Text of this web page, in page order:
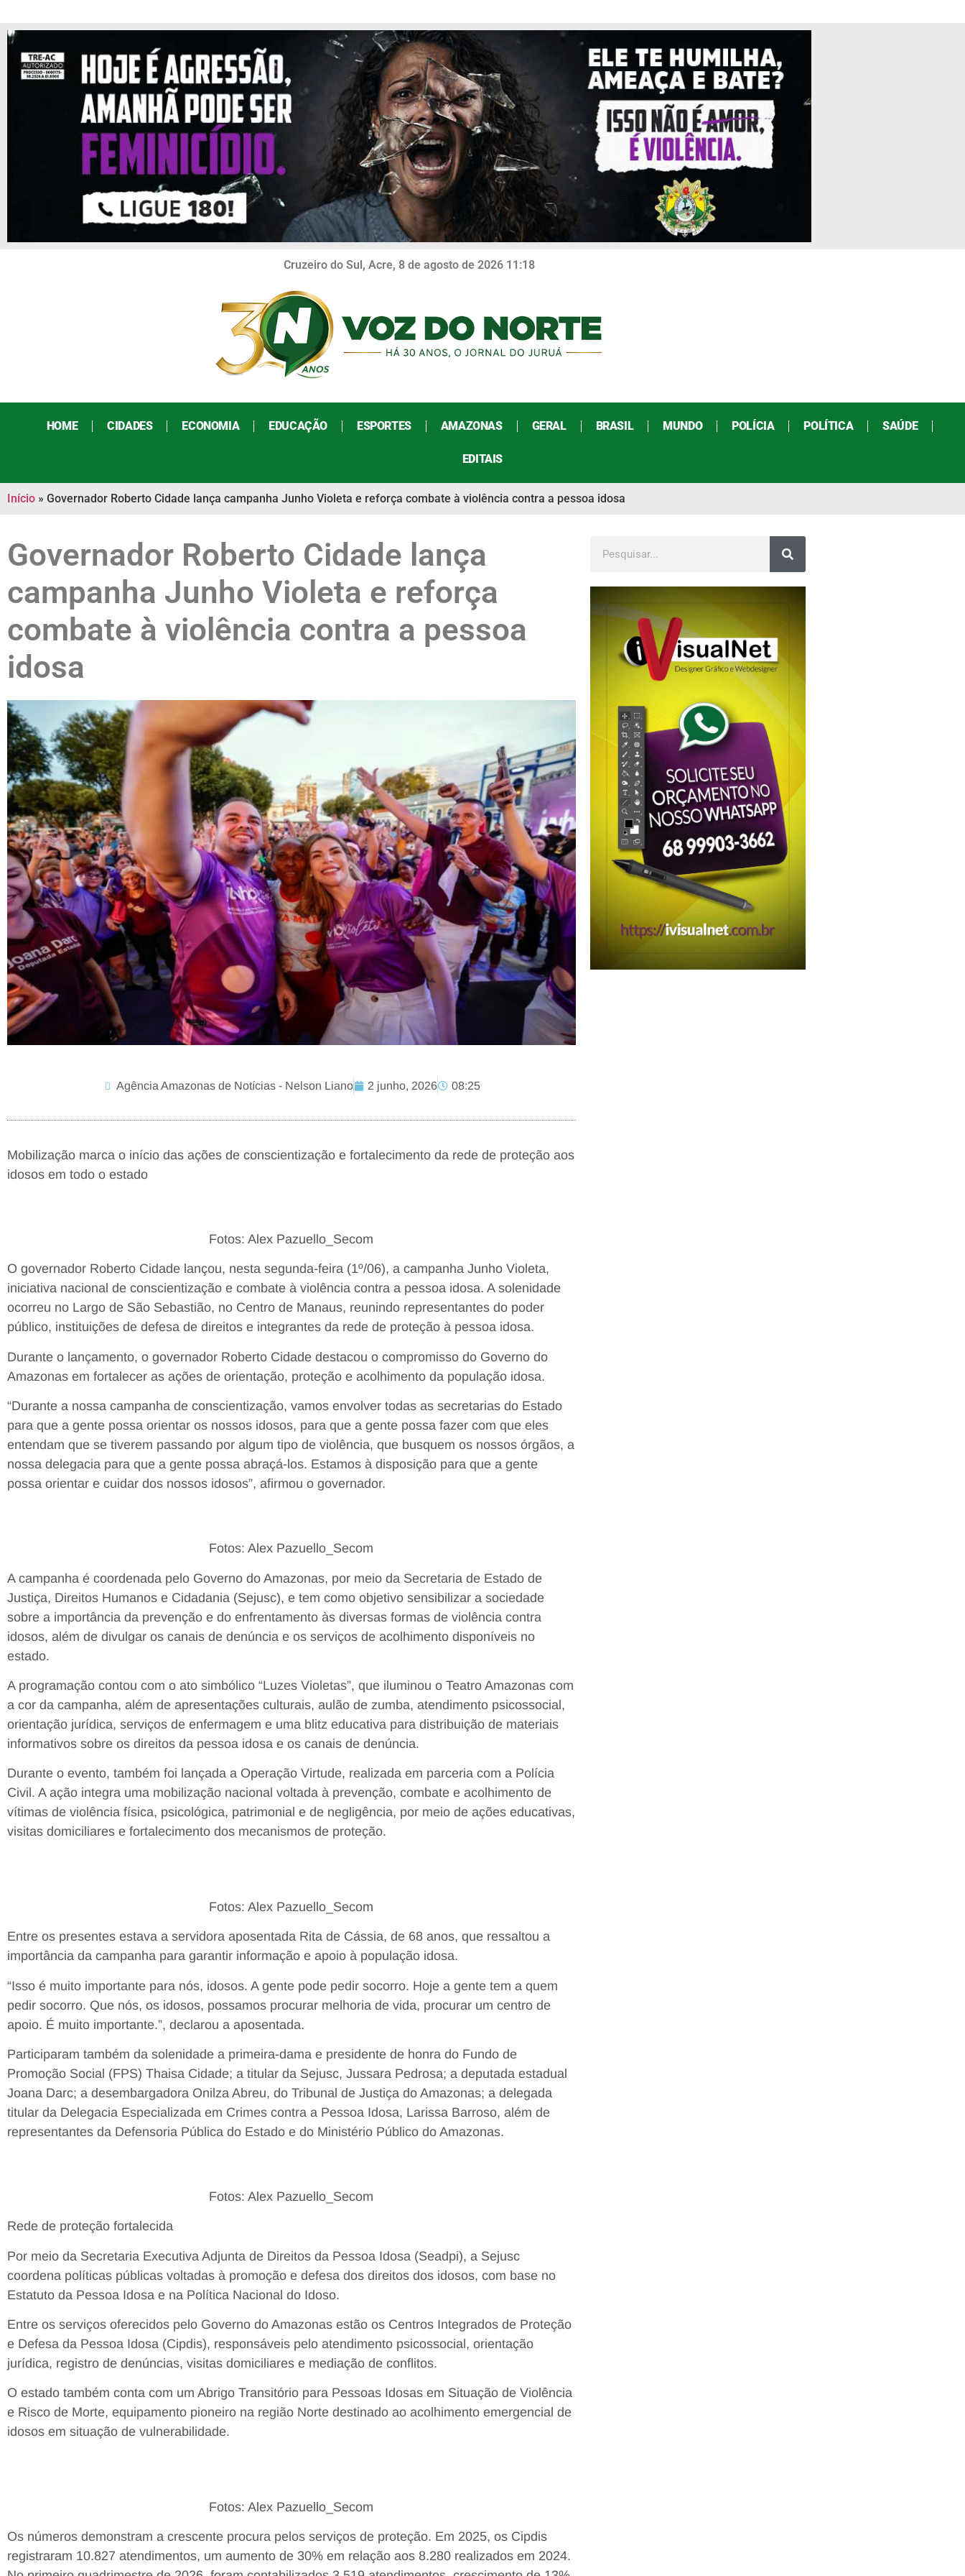
Cruzeiro do Sul, Acre, 8 de agosto de 2026 11:18
HOME CIDADES ECONOMIA EDUCAÇÃO ESPORTES AMAZONAS GERAL BRASIL MUNDO POLÍCIA POLÍTICA SAÚDE
EDITAIS
Início » Governador Roberto Cidade lança campanha Junho Violeta e reforça combate à violência contra a pessoa idosa
Governador Roberto Cidade lança
campanha Junho Violeta e reforça
combate à violência contra a pessoa
idosa
Agência Amazonas de Notícias - Nelson Liano 2 junho, 2026 08:25
Mobilização marca o início das ações de conscientização e fortalecimento da rede de proteção aos
idosos em todo o estado
Fotos: Alex Pazuello_Secom
O governador Roberto Cidade lançou, nesta segunda-feira (1º/06), a campanha Junho Violeta,
iniciativa nacional de conscientização e combate à violência contra a pessoa idosa. A solenidade
ocorreu no Largo de São Sebastião, no Centro de Manaus, reunindo representantes do poder
público, instituições de defesa de direitos e integrantes da rede de proteção à pessoa idosa.
Durante o lançamento, o governador Roberto Cidade destacou o compromisso do Governo do
Amazonas em fortalecer as ações de orientação, proteção e acolhimento da população idosa.
“Durante a nossa campanha de conscientização, vamos envolver todas as secretarias do Estado
para que a gente possa orientar os nossos idosos, para que a gente possa fazer com que eles
entendam que se tiverem passando por algum tipo de violência, que busquem os nossos órgãos, a
nossa delegacia para que a gente possa abraçá-los. Estamos à disposição para que a gente
possa orientar e cuidar dos nossos idosos”, afirmou o governador.
Fotos: Alex Pazuello_Secom
A campanha é coordenada pelo Governo do Amazonas, por meio da Secretaria de Estado de
Justiça, Direitos Humanos e Cidadania (Sejusc), e tem como objetivo sensibilizar a sociedade
sobre a importância da prevenção e do enfrentamento às diversas formas de violência contra
idosos, além de divulgar os canais de denúncia e os serviços de acolhimento disponíveis no
estado.
A programação contou com o ato simbólico “Luzes Violetas”, que iluminou o Teatro Amazonas com
a cor da campanha, além de apresentações culturais, aulão de zumba, atendimento psicossocial,
orientação jurídica, serviços de enfermagem e uma blitz educativa para distribuição de materiais
informativos sobre os direitos da pessoa idosa e os canais de denúncia.
Durante o evento, também foi lançada a Operação Virtude, realizada em parceria com a Polícia
Civil. A ação integra uma mobilização nacional voltada à prevenção, combate e acolhimento de
vítimas de violência física, psicológica, patrimonial e de negligência, por meio de ações educativas,
visitas domiciliares e fortalecimento dos mecanismos de proteção.
Fotos: Alex Pazuello_Secom
Entre os presentes estava a servidora aposentada Rita de Cássia, de 68 anos, que ressaltou a
importância da campanha para garantir informação e apoio à população idosa.
“Isso é muito importante para nós, idosos. A gente pode pedir socorro. Hoje a gente tem a quem
pedir socorro. Que nós, os idosos, possamos procurar melhoria de vida, procurar um centro de
apoio. É muito importante.”, declarou a aposentada.
Participaram também da solenidade a primeira-dama e presidente de honra do Fundo de
Promoção Social (FPS) Thaisa Cidade; a titular da Sejusc, Jussara Pedrosa; a deputada estadual
Joana Darc; a desembargadora Onilza Abreu, do Tribunal de Justiça do Amazonas; a delegada
titular da Delegacia Especializada em Crimes contra a Pessoa Idosa, Larissa Barroso, além de
representantes da Defensoria Pública do Estado e do Ministério Público do Amazonas.
Fotos: Alex Pazuello_Secom
Rede de proteção fortalecida
Por meio da Secretaria Executiva Adjunta de Direitos da Pessoa Idosa (Seadpi), a Sejusc
coordena políticas públicas voltadas à promoção e defesa dos direitos dos idosos, com base no
Estatuto da Pessoa Idosa e na Política Nacional do Idoso.
Entre os serviços oferecidos pelo Governo do Amazonas estão os Centros Integrados de Proteção
e Defesa da Pessoa Idosa (Cipdis), responsáveis pelo atendimento psicossocial, orientação
jurídica, registro de denúncias, visitas domiciliares e mediação de conflitos.
O estado também conta com um Abrigo Transitório para Pessoas Idosas em Situação de Violência
e Risco de Morte, equipamento pioneiro na região Norte destinado ao acolhimento emergencial de
idosos em situação de vulnerabilidade.
Fotos: Alex Pazuello_Secom
Os números demonstram a crescente procura pelos serviços de proteção. Em 2025, os Cipdis
registraram 10.827 atendimentos, um aumento de 30% em relação aos 8.280 realizados em 2024.